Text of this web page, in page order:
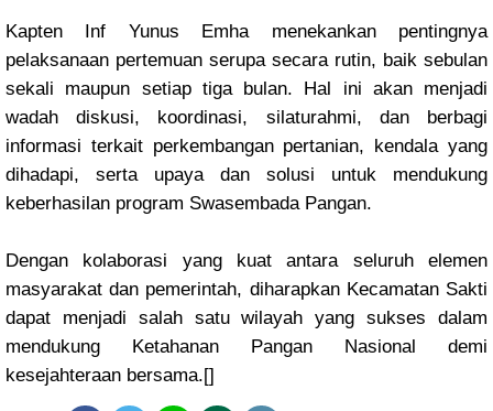
Kapten Inf Yunus Emha menekankan pentingnya
pelaksanaan pertemuan serupa secara rutin, baik sebulan
sekali maupun setiap tiga bulan. Hal ini akan menjadi
wadah diskusi, koordinasi, silaturahmi, dan berbagi
informasi terkait perkembangan pertanian, kendala yang
dihadapi, serta upaya dan solusi untuk mendukung
keberhasilan program Swasembada Pangan.
Dengan kolaborasi yang kuat antara seluruh elemen
masyarakat dan pemerintah, diharapkan Kecamatan Sakti
dapat menjadi salah satu wilayah yang sukses dalam
mendukung Ketahanan Pangan Nasional demi
kesejahteraan bersama.[]